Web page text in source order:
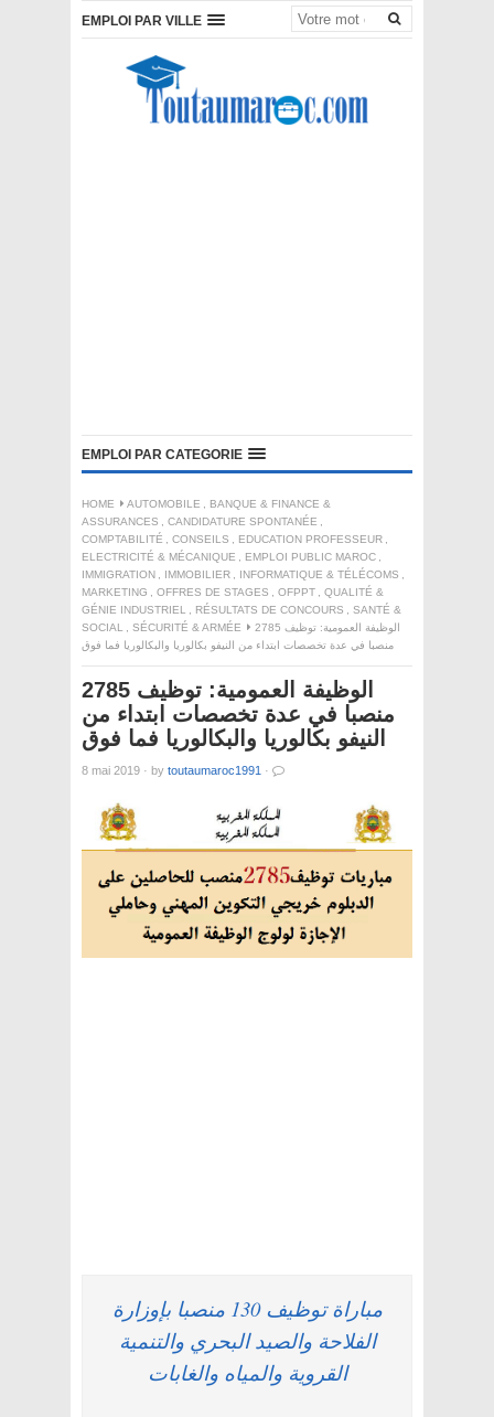
EMPLOI PAR VILLE
EMPLOI PAR CATEGORIE
HOME AUTOMOBILE , BANQUE & FINANCE &
ASSURANCES , CANDIDATURE SPONTANÉE ,
COMPTABILITÉ , CONSEILS , EDUCATION PROFESSEUR ,
ELECTRICITÉ & MÉCANIQUE , EMPLOI PUBLIC MAROC ,
IMMIGRATION , IMMOBILIER , INFORMATIQUE & TÉLÉCOMS ,
MARKETING , OFFRES DE STAGES , OFPPT , QUALITÉ &
GÉNIE INDUSTRIEL , RÉSULTATS DE CONCOURS , SANTÉ &
SOCIAL , SÉCURITÉ & ARMÉE
الوظيفة العمومية: توظيف 2785
منصبا في عدة تخصصات ابتداء من النيفو بكالوريا والبكالوريا فما فوق
الوظيفة العمومية: توظيف 2785
منصبا في عدة تخصصات ابتداء من
النيفو بكالوريا والبكالوريا فما فوق
8 mai 2019 · by toutaumaroc1991 ·
مباراة توظيف 130 منصبا بإوزارة
الفلاحة والصيد البحري والتنمية
القروية والمياه والغابات